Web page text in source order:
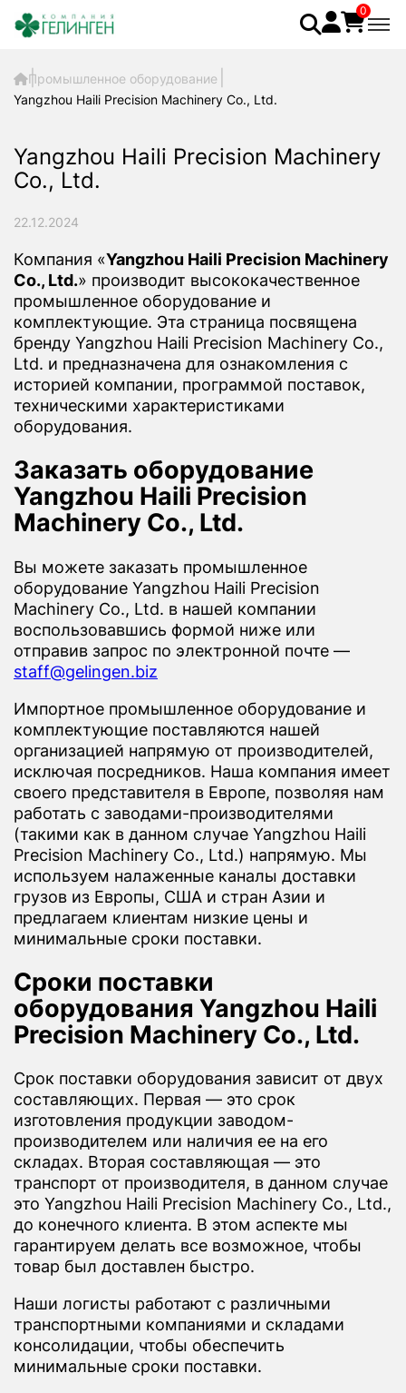
0
Промышленное оборудование
Yangzhou Haili Precision Machinery Co., Ltd.
Yangzhou Haili Precision Machinery
Co., Ltd.
22.12.2024
Компания «Yangzhou Haili Precision Machinery
Co., Ltd.» производит высококачественное
промышленное оборудование и
комплектующие. Эта страница посвящена
бренду Yangzhou Haili Precision Machinery Co.,
Ltd. и предназначена для ознакомления с
историей компании, программой поставок,
техническими характеристиками
оборудования.
Заказать оборудование
Yangzhou Haili Precision
Machinery Co., Ltd.
Вы можете заказать промышленное
оборудование Yangzhou Haili Precision
Machinery Co., Ltd. в нашей компании
воспользовавшись формой ниже или
отправив запрос по электронной почте —
staff@gelingen.biz
Импортное промышленное оборудование и
комплектующие поставляются нашей
организацией напрямую от производителей,
исключая посредников. Наша компания имеет
своего представителя в Европе, позволяя нам
работать с заводами-производителями
(такими как в данном случае Yangzhou Haili
Precision Machinery Co., Ltd.) напрямую. Мы
используем налаженные каналы доставки
грузов из Европы, США и стран Азии и
предлагаем клиентам низкие цены и
минимальные сроки поставки.
Сроки поставки
оборудования Yangzhou Haili
Precision Machinery Co., Ltd.
Срок поставки оборудования зависит от двух
составляющих. Первая — это срок
изготовления продукции заводом-
производителем или наличия ее на его
складах. Вторая составляющая — это
транспорт от производителя, в данном случае
это Yangzhou Haili Precision Machinery Co., Ltd.,
до конечного клиента. В этом аспекте мы
гарантируем делать все возможное, чтобы
товар был доставлен быстро.
Наши логисты работают с различными
транспортными компаниями и складами
консолидации, чтобы обеспечить
минимальные сроки поставки.